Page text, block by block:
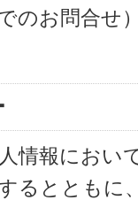
のお問合せ
情報におい
るとともに